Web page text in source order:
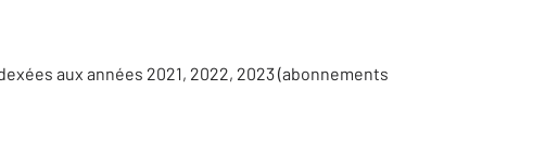
aux années 2021, 2022, 2023 (abonnements